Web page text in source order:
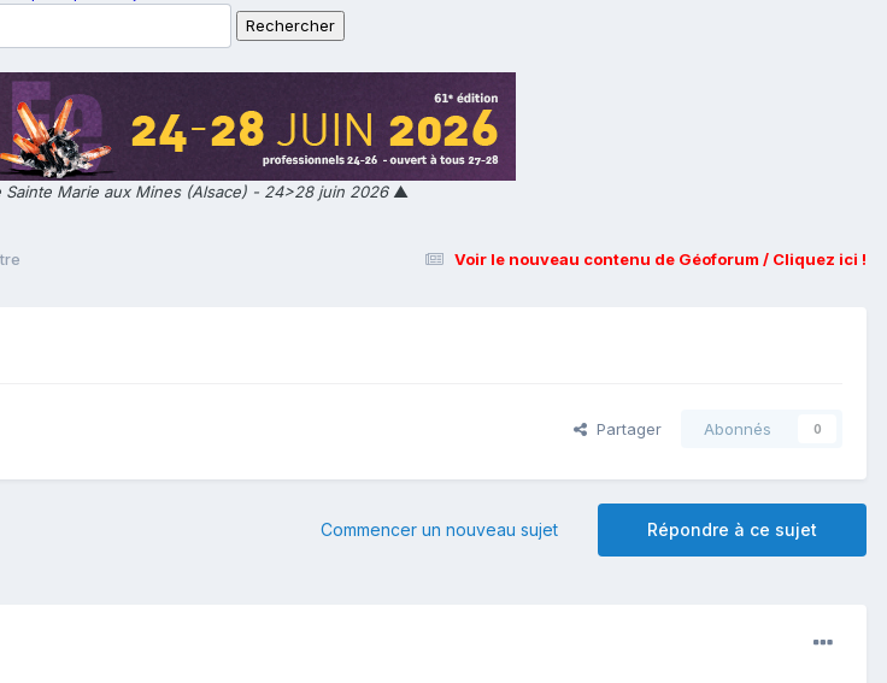
Marie aux Mines (Alsace) - 24>28 juin 2026▲
Voir le nouveau contenu de Géoforum / Cliquez ici !
Partager Abonnés 0
Répondre à ce sujet
Commencer un nouveau sujet